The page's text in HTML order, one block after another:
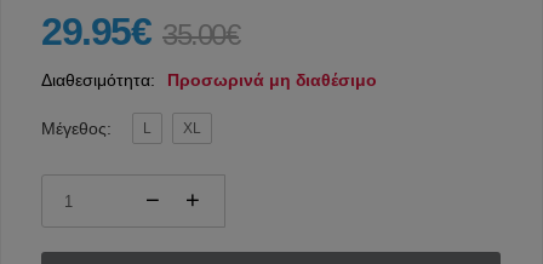
29.95€ 35.00€
Διαθεσιμότητα: Προσωρινά μη διαθέσιμο
Μέγεθος: L XL